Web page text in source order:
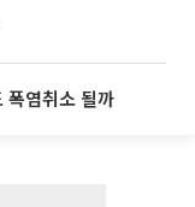
폭염취소 될까